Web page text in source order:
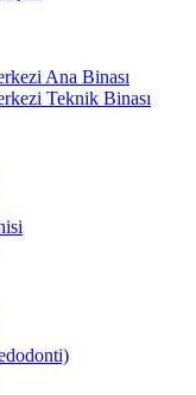
Ana Binası
Teknik Binası